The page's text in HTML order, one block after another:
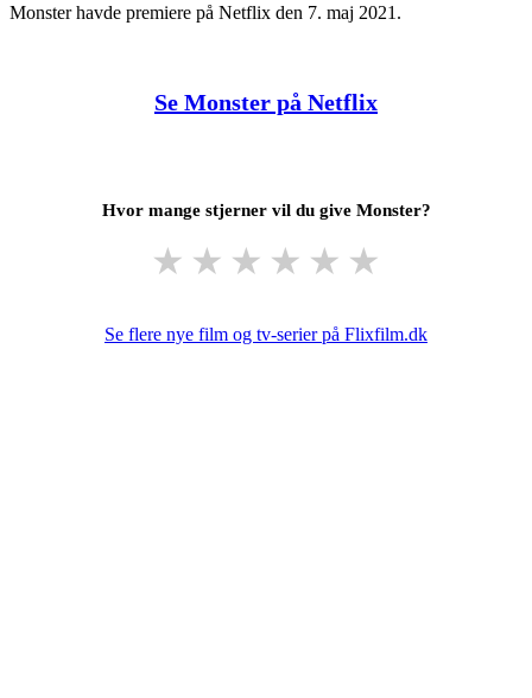
Monster havde premiere på Netflix den 7. maj 2021.
Se Monster på Netflix
Hvor mange stjerner vil du give Monster?
★ ★ ★ ★ ★ ★
Se flere nye film og tv-serier på Flixfilm.dk